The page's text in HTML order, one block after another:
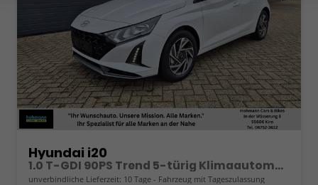
Hyundai i20
1.0 T-GDI 90PS Trend 5-türig Klimaautomatik Sitzheizung Lenkradheizung Rückf.Kamera PDC Apple CarPlay Android Auto Tempomat Touchscreen 16"LM
unverbindliche Lieferzeit: 10 Tage Fahrzeug mit Tageszulassung